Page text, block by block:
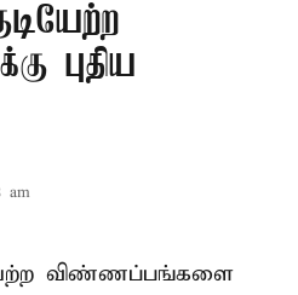
புதிய
am
விண்ணப்பங்களை